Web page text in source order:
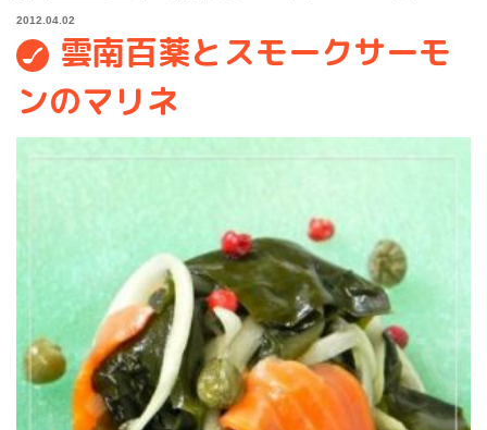
2012.04.02
雲南百薬とスモークサーモ
ンのマリネ